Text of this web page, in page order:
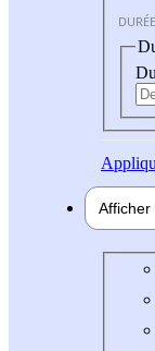
Afficher